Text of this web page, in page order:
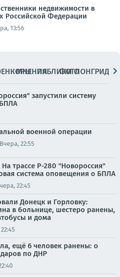
недвижимости в
Российской Федерации
13:56
МНЕНИЯПАБЛИКИ
ФОТОЛОНГРИДЫ
запустили систему
военной операции
Вчера, 22:55
трассе Р-280 "Новороссия"
система оповещения о БПЛА
22:45
Донецк и Горловку:
в больнице, шестеро ранены,
и дома
ещё 6 человек ранены: о
по ДНР